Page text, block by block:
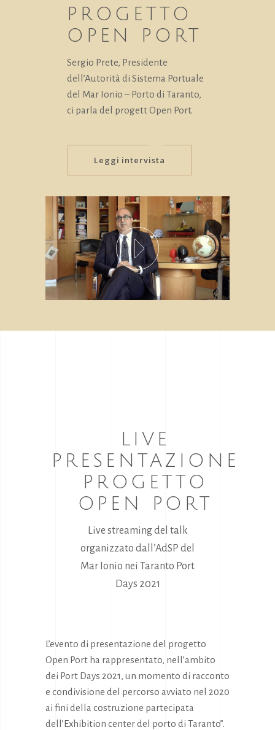
PROGETTO
OPEN PORT
Sergio Prete, Presidente
dell’Autorità di Sistema Portuale
del Mar Ionio – Porto di Taranto,
ci parla del progett Open Port.
Leggi intervista
LIVE
PRESENTAZIONE
PROGETTO
OPEN PORT
Live streaming del talk
organizzato dall’AdSP del
Mar Ionio nei Taranto Port
Days 2021
L’evento di presentazione del progetto
Open Port ha rappresentato, nell’ambito
dei Port Days 2021, un momento di racconto
e condivisione del percorso avviato nel 2020
ai fini della costruzione partecipata
dell’Exhibition center del porto di Taranto”.